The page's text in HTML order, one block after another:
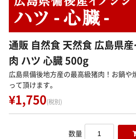
犬の無添加おやつ｜gibi∞one
通販 自然食 天然食 広島県
肉 ハツ 心臓 500g
広島県備後地方産の最高級猪肉！お鍋や
って頂けます。
¥1,750(税別)
数量